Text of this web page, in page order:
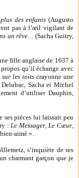
des enfants (Augusto
pas à l’œil vigilant de
un rêve… (Sacha Guitry,
fille anglaise de 1637 à
qu’il échange avec
les toits crayonne une
Sacha et Michel
d’utiliser Dauphin,
ses pièces lui laissait peu
:Le Messager,Le Cœur,
aimé ».
s’inquiète de ses
charmant garçon que je